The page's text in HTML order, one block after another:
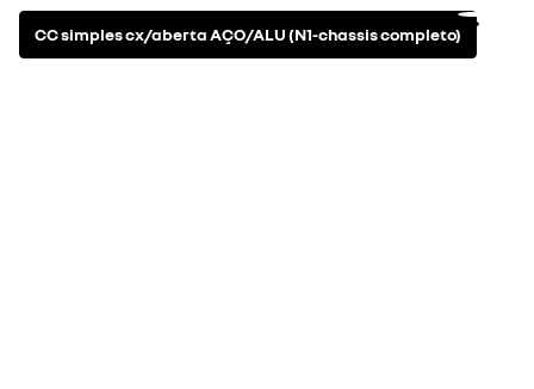
CC simples cx/aberta AÇO/ALU (N1-chassis completo)